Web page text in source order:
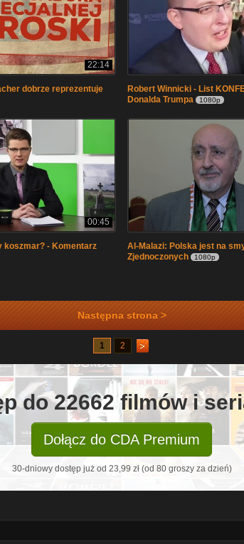
22:14
dobrze reprezentuje
Robert Winnicki - List
Donalda Trumpa
1080p
00:45
- Komentarz
Al-Malazi: Polska jest na
Zjednoczonych
1080p
Następna strona >
1 2
do 22662 filmów i
Dołącz do CDA Premium
30-dniowy dostęp już od 23,99 zł (od 80 groszy za dzień)